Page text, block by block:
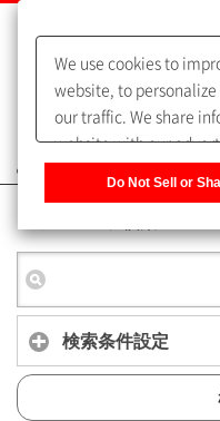
よくあるご質問
検索条件設定
We use cookies to
website, to
our traffic. We share
website with our
of our sharing
Information] to
website. Privacy Policy
Do Not Sell or